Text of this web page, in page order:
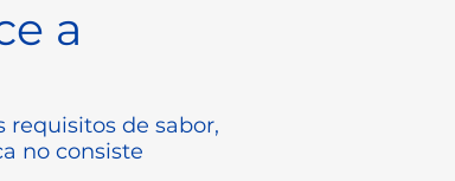
a
de sabor,
no consiste